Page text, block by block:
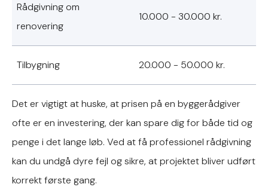
Rådgivning om
renovering
10.000 - 30.000 kr.
Tilbygning 20.000 - 50.000 kr.
Det er vigtigt at huske, at prisen på en byggerådgiver
ofte er en investering, der kan spare dig for både tid og
penge i det lange løb. Ved at få professionel rådgivning
kan du undgå dyre fejl og sikre, at projektet bliver udført
korrekt første gang.